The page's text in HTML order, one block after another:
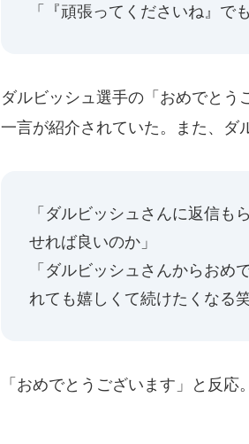
「『頑張ってくださいね』で
ダルビッシュ選手の「おめでとう
一言が紹介されていた。また、ダ
「ダルビッシュさんに返信も
せれば良いのか」
「ダルビッシュさんからおめ
れても嬉しくて続けたくなる笑
「おめでとうございます」と反